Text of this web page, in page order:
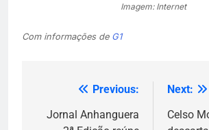
Imagem: Internet
Com informações de G1
Navegação
de
Previous:
Jornal Anhanguera
Next:
Celso